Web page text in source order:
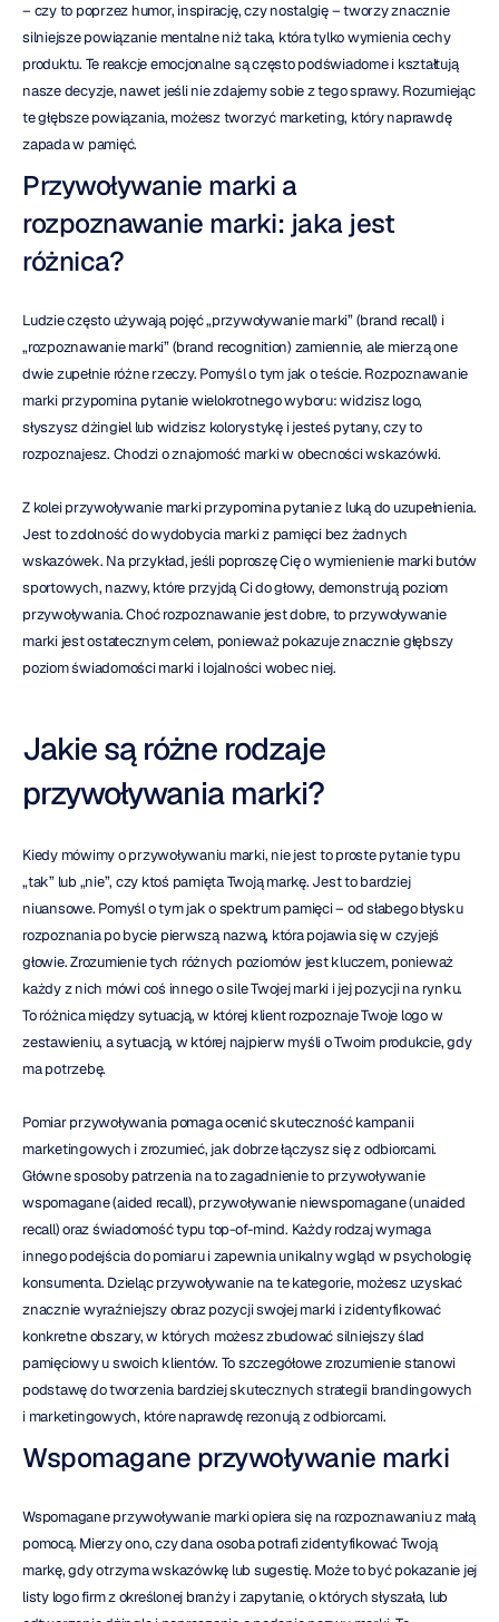
– czy to poprzez humor, inspirację, czy nostalgię – tworzy znacznie
silniejsze powiązanie mentalne niż taka, która tylko wymienia cechy
produktu. Te reakcje emocjonalne są często podświadome i kształtują
nasze decyzje, nawet jeśli nie zdajemy sobie z tego sprawy. Rozumiejąc
te głębsze powiązania, możesz tworzyć marketing, który naprawdę
zapada w pamięć.
Przywoływanie marki a
rozpoznawanie marki: jaka jest
różnica?
Ludzie często używają pojęć „przywoływanie marki” (brand recall) i
„rozpoznawanie marki” (brand recognition) zamiennie, ale mierzą one
dwie zupełnie różne rzeczy. Pomyśl o tym jak o teście. Rozpoznawanie
marki przypomina pytanie wielokrotnego wyboru: widzisz logo,
słyszysz dżingiel lub widzisz kolorystykę i jesteś pytany, czy to
rozpoznajesz. Chodzi o znajomość marki w obecności wskazówki.
Z kolei przywoływanie marki przypomina pytanie z luką do uzupełnienia.
Jest to zdolność do wydobycia marki z pamięci bez żadnych
wskazówek. Na przykład, jeśli poproszę Cię o wymienienie marki butów
sportowych, nazwy, które przyjdą Ci do głowy, demonstrują poziom
przywoływania. Choć rozpoznawanie jest dobre, to przywoływanie
marki jest ostatecznym celem, ponieważ pokazuje znacznie głębszy
poziom świadomości marki i lojalności wobec niej.
Jakie są różne rodzaje
przywoływania marki?
Kiedy mówimy o przywoływaniu marki, nie jest to proste pytanie typu
„tak” lub „nie”, czy ktoś pamięta Twoją markę. Jest to bardziej
niuansowe. Pomyśl o tym jak o spektrum pamięci – od słabego błysku
rozpoznania po bycie pierwszą nazwą, która pojawia się w czyjejś
głowie. Zrozumienie tych różnych poziomów jest kluczem, ponieważ
każdy z nich mówi coś innego o sile Twojej marki i jej pozycji na rynku.
To różnica między sytuacją, w której klient rozpoznaje Twoje logo w
zestawieniu, a sytuacją, w której najpierw myśli o Twoim produkcie, gdy
ma potrzebę.
Pomiar przywoływania pomaga ocenić skuteczność kampanii
marketingowych i zrozumieć, jak dobrze łączysz się z odbiorcami.
Główne sposoby patrzenia na to zagadnienie to przywoływanie
wspomagane (aided recall), przywoływanie niewspomagane (unaided
recall) oraz świadomość typu top-of-mind. Każdy rodzaj wymaga
innego podejścia do pomiaru i zapewnia unikalny wgląd w psychologię
konsumenta. Dzieląc przywoływanie na te kategorie, możesz uzyskać
znacznie wyraźniejszy obraz pozycji swojej marki i zidentyfikować
konkretne obszary, w których możesz zbudować silniejszy ślad
pamięciowy u swoich klientów. To szczegółowe zrozumienie stanowi
podstawę do tworzenia bardziej skutecznych strategii brandingowych
i marketingowych, które naprawdę rezonują z odbiorcami.
Wspomagane przywoływanie marki
Wspomagane przywoływanie marki opiera się na rozpoznawaniu z małą
pomocą. Mierzy ono, czy dana osoba potrafi zidentyfikować Twoją
markę, gdy otrzyma wskazówkę lub sugestię. Może to być pokazanie jej
listy logo firm z określonej branży i zapytanie, o których słyszała, lub